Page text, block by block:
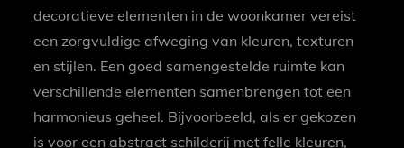
decoratieve elementen in de woonkamer vereist
een zorgvuldige afweging van kleuren, texturen
en stijlen. Een goed samengestelde ruimte kan
verschillende elementen samenbrengen tot een
harmonieus geheel. Bijvoorbeeld, als er gekozen
is voor een abstract schilderij met felle kleuren,